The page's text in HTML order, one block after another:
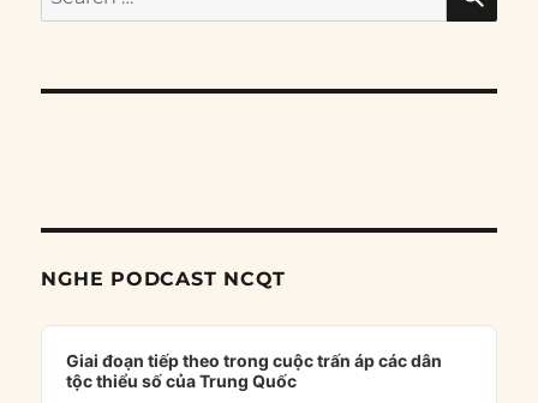
for:
NGHE PODCAST NCQT
Audio
Player
Giai đoạn tiếp theo trong cuộc trấn áp các dân
tộc thiểu số của Trung Quốc